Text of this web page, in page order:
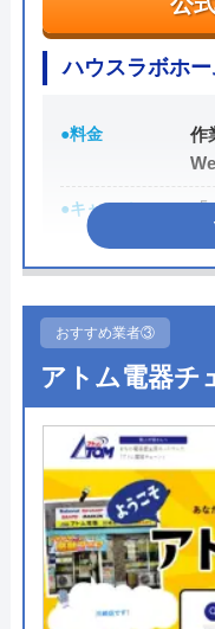
電話で「ホームペ
円割引なので、相
に伝えるようにしま
ちなみに、依頼せ
業者の一つです。
イースマイルの詳細
公
イースマイル
運営会社 株
代表者 島
ハウスラボホ
●料金
作
●キャンペーン
「
●受付時間
●定休日 年
●出張見積もり 出
●支払い方法
現
●累計実績
提
数
●保証・保険
おすすめ業者③
アトム電器チ